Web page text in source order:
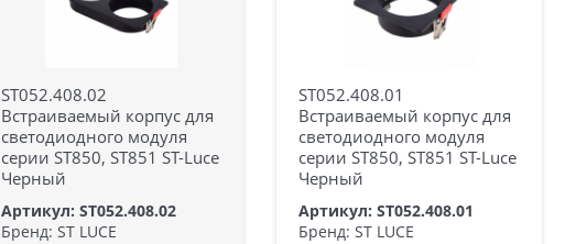
ST052.408.02
Встраиваемый корпус для
светодиодного модуля
серии ST850, ST851 ST-Luce
Черный
Артикул: ST052.408.02
Бренд: ST LUCE
ST052.408.01
Встраиваемый корпус для
светодиодного модуля
серии ST850, ST851 ST-Luce
Черный
Артикул: ST052.408.01
Бренд: ST LUCE